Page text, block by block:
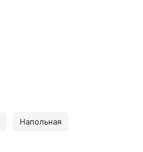
Напольная